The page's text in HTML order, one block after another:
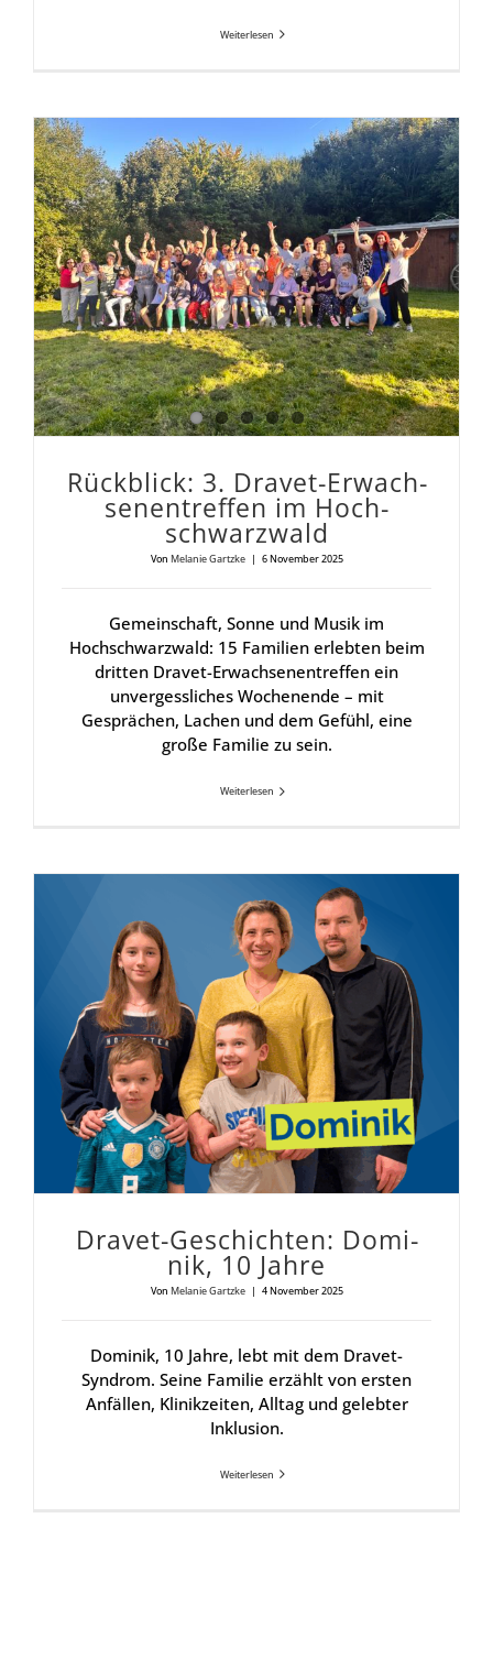
Weiterlesen
Rück­blick: 3. Dra­vet-Erwach­
se­nen­tref­fen im Hoch­
schwarz­wald
Von Melanie Gartzke | 6 November 2025
Gemeinschaft, Sonne und Musik im
Hochschwarzwald: 15 Familien erlebten beim
dritten Dravet-Erwachsenentreffen ein
unvergessliches Wochenende – mit
Gesprächen, Lachen und dem Gefühl, eine
große Familie zu sein.
Weiterlesen
Dra­vet-Geschich­ten: Domi­
nik, 10 Jah­re
Von Melanie Gartzke | 4 November 2025
Dominik, 10 Jahre, lebt mit dem Dravet-
Syndrom. Seine Familie erzählt von ersten
Anfällen, Klinikzeiten, Alltag und gelebter
Inklusion.
Weiterlesen